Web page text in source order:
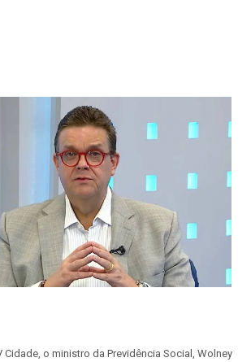
Cidade, o ministro da Previdência Social, Wolney